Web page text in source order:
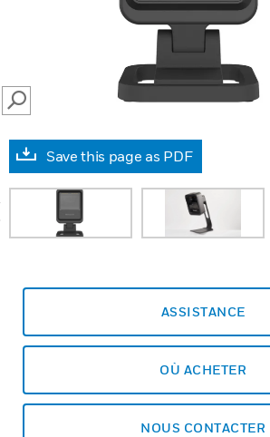
SEARCH
Save this page as PDF
ASSISTANCE
OÙ ACHETER
NOUS CONTACTER